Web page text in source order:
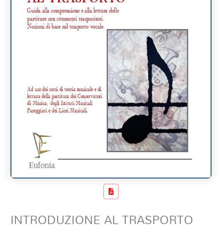
INTRODUZIONE AL TRASPORTO